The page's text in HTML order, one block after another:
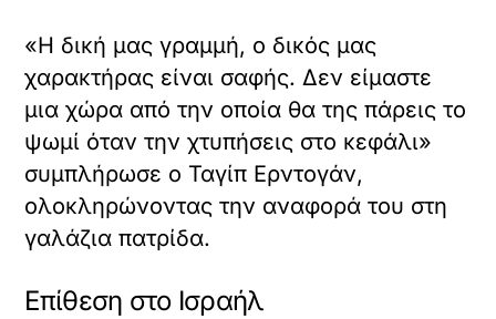
«Η δική μας γραμμή, ο δικός μας
χαρακτήρας είναι σαφής. Δεν είμαστε
μια χώρα από την οποία θα της πάρεις το
ψωμί όταν την χτυπήσεις στο κεφάλι»
συμπλήρωσε ο Ταγίπ Ερντογάν,
ολοκληρώνοντας την αναφορά του στη
γαλάζια πατρίδα.
Επίθεση στο Ισραήλ